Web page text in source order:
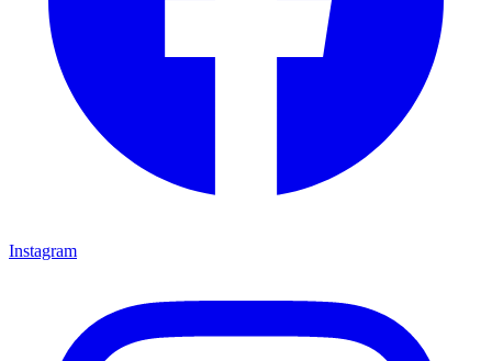
Instagram